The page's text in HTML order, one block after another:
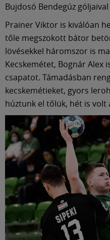
Bujdosó Bendegúz
Prainer Viktor is kiválóan
tőle megszokott bátor
lövésekkel háromszor is
Kecskemétet, Bognár Alex
csapatot. Támadásban
kecskemétieket, gyors
húztunk el tőlük, hét is volt